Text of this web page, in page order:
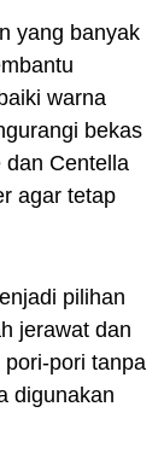
yang banyak
warna
bekas
dan Centella
agar tetap
pilihan
jerawat dan
pori tanpa
digunakan